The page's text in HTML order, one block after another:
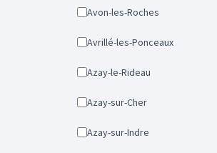
Avon-les-Roches
Avrillé-les-Ponceaux
Azay-le-Rideau
Azay-sur-Cher
Azay-sur-Indre